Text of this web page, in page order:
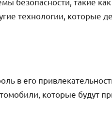
технологии, которые
в его
которые будут